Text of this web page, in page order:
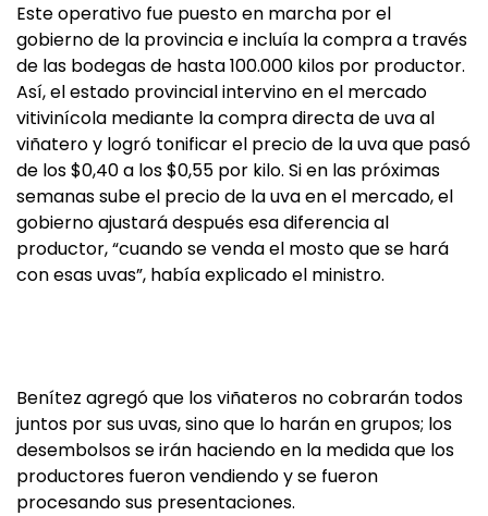
Este operativo fue puesto en marcha por el
gobierno de la provincia e incluía la compra a través
de las bodegas de hasta 100.000 kilos por productor.
Así, el estado provincial intervino en el mercado
vitivinícola mediante la compra directa de uva al
viñatero y logró tonificar el precio de la uva que pasó
de los $0,40 a los $0,55 por kilo. Si en las próximas
semanas sube el precio de la uva en el mercado, el
gobierno ajustará después esa diferencia al
productor, “cuando se venda el mosto que se hará
con esas uvas”, había explicado el ministro.
Benítez agregó que los viñateros no cobrarán todos
juntos por sus uvas, sino que lo harán en grupos; los
desembolsos se irán haciendo en la medida que los
productores fueron vendiendo y se fueron
procesando sus presentaciones.